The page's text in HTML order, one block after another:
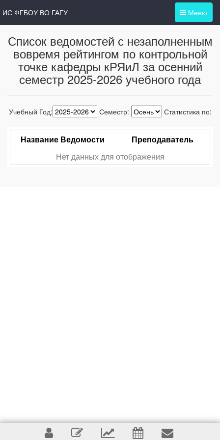
Меню
ИС ФГБОУ ВО ГАГУ
Список ведомостей с незаполненным
вовремя рейтингом по контрольной
точке кафедры кРЯиЛ за осенний
семестр 2025-2026 учебного года
Учебный Год: Семестр: Статистика по:
Название Ведомости Преподаватель
Нет данных для отображения